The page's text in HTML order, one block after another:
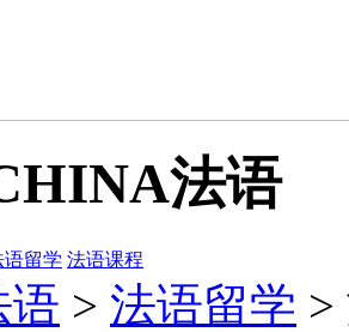
法语
语留学 法语课程
语 > 法语留学 >